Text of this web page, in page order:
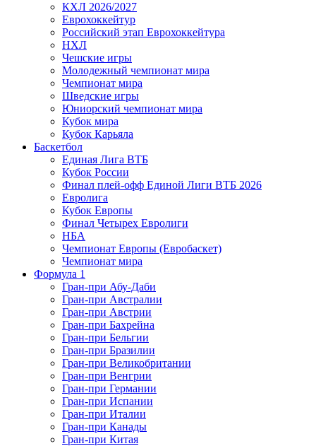
КХЛ 2026/2027
Еврохоккейтур
Российский этап Еврохоккейтура
НХЛ
Чешские игры
Молодежный чемпионат мира
Чемпионат мира
Шведские игры
Юниорский чемпионат мира
Кубок мира
Кубок Карьяла
Баскетбол
Единая Лига ВТБ
Кубок России
Финал плей-офф Единой Лиги ВТБ 2026
Евролига
Кубок Европы
Финал Четырех Евролиги
НБА
Чемпионат Европы (Евробаскет)
Чемпионат мира
Формула 1
Гран-при Абу-Даби
Гран-при Австралии
Гран-при Австрии
Гран-при Бахрейна
Гран-при Бельгии
Гран-при Бразилии
Гран-при Великобритании
Гран-при Венгрии
Гран-при Германии
Гран-при Испании
Гран-при Италии
Гран-при Канады
Гран-при Китая